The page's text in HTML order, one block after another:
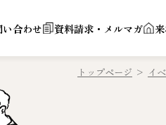
合わせ 資料請求・メルマガ
トップページ > イ